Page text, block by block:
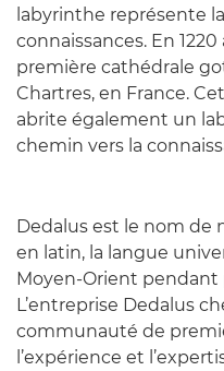
labyrinthe représente
connaissances. En
première cathédrale
Chartres, en France.
abrite également un
chemin vers la
Dedalus est le nom de
en latin, la langue
Moyen-Orient pendant
L’entreprise Dedalus
communauté de
l’expérience et